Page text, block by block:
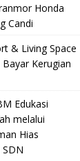
Honda
Candi
& Living Space
Kerugian
Edukasi
melalui
Hias